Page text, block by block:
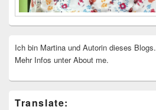
Ich bin Martina und Autorin dieses Blogs.
Mehr Infos unter About me.
Translate: